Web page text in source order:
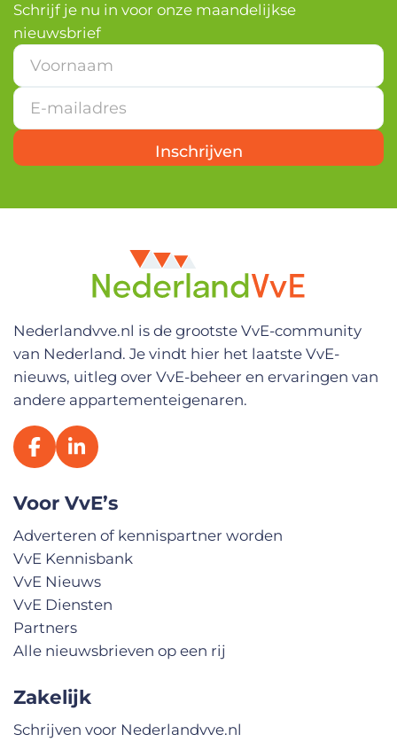
Schrijf je nu in voor onze maandelijkse
nieuwsbrief
*
-
a
i
l
a
r
n
a
a
m
Inschrijven
Nederlandvve.nl is de grootste VvE-community
van Nederland. Je vindt hier het laatste VvE-
nieuws, uitleg over VvE-beheer en ervaringen van
andere appartementeigenaren.
Voor VvE’s
Adverteren of kennispartner worden
VvE Kennisbank
VvE Nieuws
VvE Diensten
Partners
Alle nieuwsbrieven op een rij
Zakelijk
Schrijven voor Nederlandvve.nl